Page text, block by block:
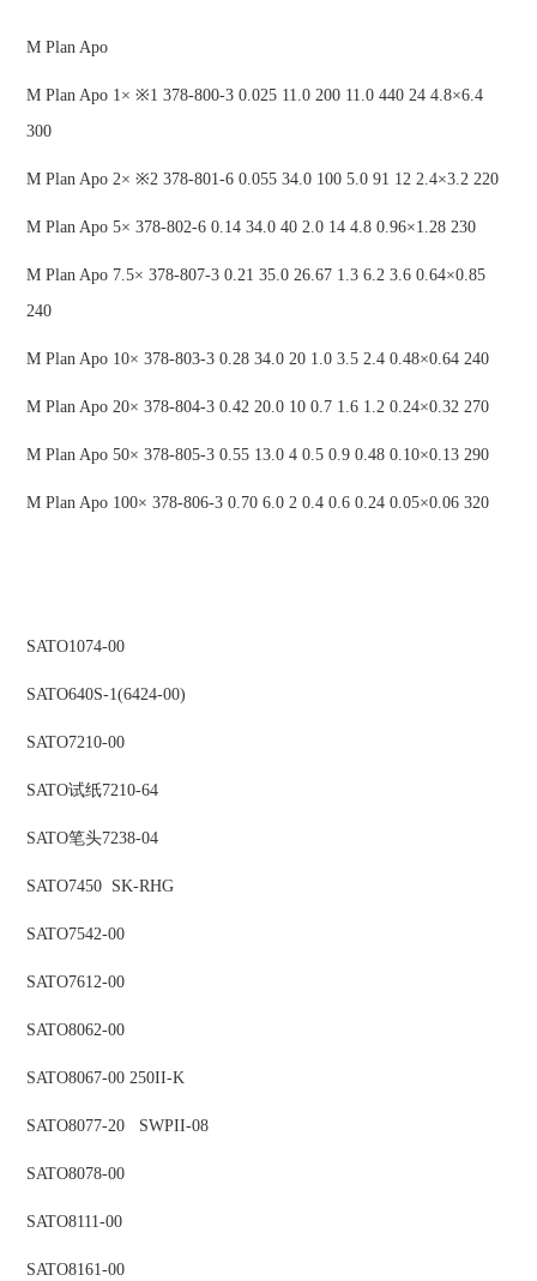
M Plan Apo
M Plan Apo 1× ※1 378-800-3 0.025 11.0 200 11.0 440 24 4.8×6.4
300
M Plan Apo 2× ※2 378-801-6 0.055 34.0 100 5.0 91 12 2.4×3.2 220
M Plan Apo 5× 378-802-6 0.14 34.0 40 2.0 14 4.8 0.96×1.28 230
M Plan Apo 7.5× 378-807-3 0.21 35.0 26.67 1.3 6.2 3.6 0.64×0.85
240
M Plan Apo 10× 378-803-3 0.28 34.0 20 1.0 3.5 2.4 0.48×0.64 240
M Plan Apo 20× 378-804-3 0.42 20.0 10 0.7 1.6 1.2 0.24×0.32 270
M Plan Apo 50× 378-805-3 0.55 13.0 4 0.5 0.9 0.48 0.10×0.13 290
M Plan Apo 100× 378-806-3 0.70 6.0 2 0.4 0.6 0.24 0.05×0.06 320
SATO1074-00
SATO640S-1(6424-00)
SATO7210-00
SATO试纸7210-64
SATO笔头7238-04
SATO7450 SK-RHG
SATO7542-00
SATO7612-00
SATO8062-00
SATO8067-00 250II-K
SATO8077-20 SWPII-08
SATO8078-00
SATO8111-00
SATO8161-00